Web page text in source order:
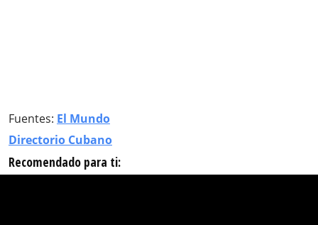
Fuentes: El Mundo
Directorio Cubano
Recomendado para ti: